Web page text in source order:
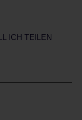
ICH TEILEN